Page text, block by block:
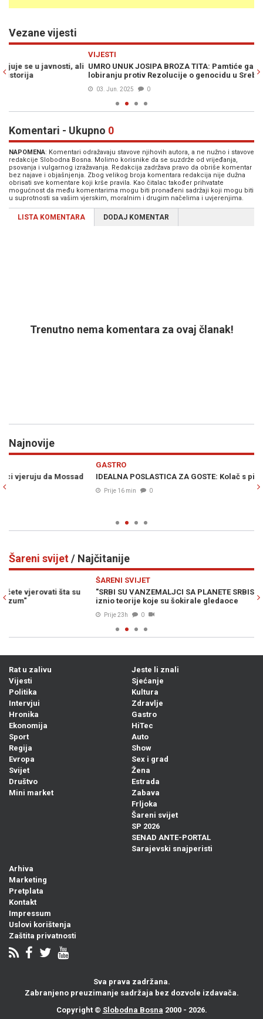
Vezane vijesti
UMRO UNUK JOSIPA BROZA TITA: Pamtiće ga po sramnom
lobiranju protiv Rezolucije o genocidu u Srebrenici
Komentari - Ukupno 0
NAPOMENA: Komentari odražavaju stavove njihovih autora, a ne nužno i stavove
redakcije Slobodna Bosna. Molimo korisnike da se suzdrže od vrijeđanja,
psovanja i vulgarnog izražavanja. Redakcija zadržava pravo da obriše komentar
bez najave i objašnjenja. Zbog velikog broja komentara redakcija nije dužna
obrisati sve komentare koji krše pravila. Kao čitalac također prihvatate
mogućnost da među komentarima mogu biti pronađeni sadržaji koji mogu biti
u suprotnosti sa vašim vjerskim, moralnim i drugim načelima i uvjerenjima.
LISTA KOMENTARA DODAJ KOMENTAR
Trenutno nema komentara za ovaj članak!
Najnovije
IDEALNA POSLASTICA ZA GOSTE: Kolač s piškotama i malinama
Šareni svijet/ Najčitanije
"SRBI SU VANZEMALJCI SA PLANETE SRBISLAVE": Televizijski gost
iznio teorije koje su šokirale gledaoce
Rat u zalivu
Vijesti
Politika
Intervjui
Hronika
Ekonomija
Sport
Regija
Evropa
Svijet
Društvo
Mini market
Jeste li znali
Sjećanje
Kultura
Zdravlje
Gastro
HiTec
Auto
Show
Sex i grad
Žena
Estrada
Zabava
Frljoka
Šareni svijet
SP 2026
SENAD ANTE-PORTAL
Sarajevski snajperisti
Arhiva
Marketing
Pretplata
Kontakt
Impressum
Uslovi korištenja
Zaštita privatnosti
Sva prava zadržana.
Zabranjeno preuzimanje sadržaja bez dozvole izdavača.
Copyright © Slobodna Bosna 2000 - 2026.